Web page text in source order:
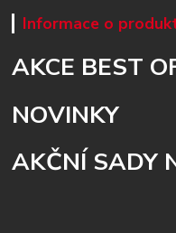
Informace o
AKCE BEST
NOVINKY
AKČNÍ SADY